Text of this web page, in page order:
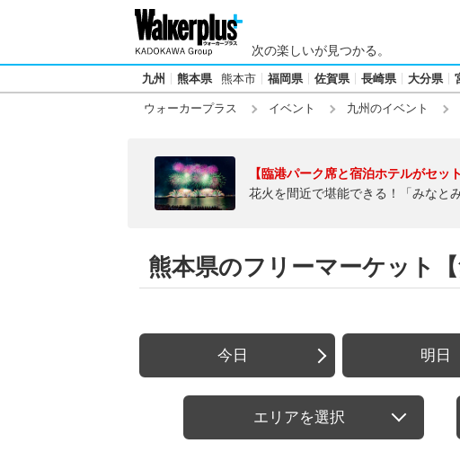
次の楽しいが見つかる。
九州 熊本県 熊本市 福岡県 佐賀県 長崎県 大分県
ウォーカープラス イベント 九州のイベント
【臨港パーク席と宿泊ホテルがセット
花火を間近で堪能できる！「みなと
熊本県のフリーマーケット【
今日 明日
エリアを選択